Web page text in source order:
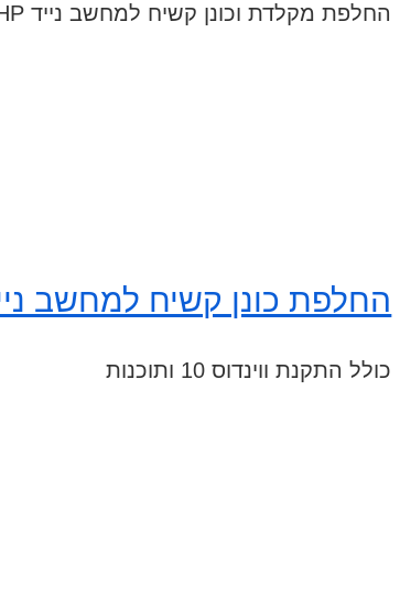
החלפת מקלדת וכונן קשיח למחשב נייד HP
החלפת כונן קשיח למחשב
כולל התקנת ווינדוס 10 ותוכנות